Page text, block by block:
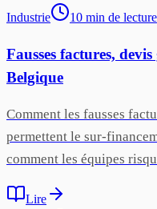
Industrie
10 min de lecture
Fausses factures,
Belgique
Comment les fausses
permettent le sur-
comment les équipes
Lire